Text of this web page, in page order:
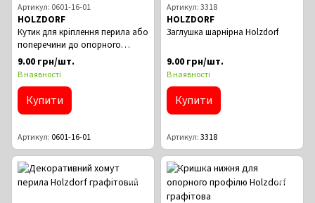
Артикул: 0601-16-01
HOLZDORF
Кутик для кріплення перила або
поперечини до опорного
профілю Holzdorf
9.00 грн/шт.
В наявності
Купити
Артикул 0601-16-01
Артикул: 3318
HOLZDORF
Заглушка шарнірна Holzdorf
9.00 грн/шт.
В наявності
Купити
Артикул 3318